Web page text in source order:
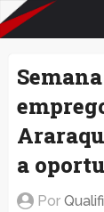
a
Por